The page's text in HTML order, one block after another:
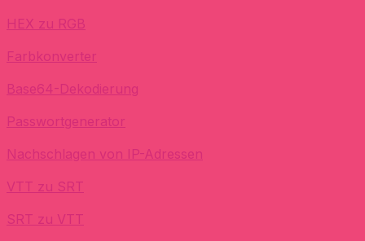
HEX zu RGB
Farbkonverter
Base64-Dekodierung
Passwortgenerator
Nachschlagen von IP-Adressen
VTT zu SRT
SRT zu VTT